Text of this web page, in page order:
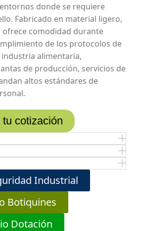
donde se requiere
Fabricado en material ligero,
comodidad durante
de los protocolos de
alimentaria,
de producción, servicios de
altos estándares de
tu cotización
Industrial
Botiquines
Dotación